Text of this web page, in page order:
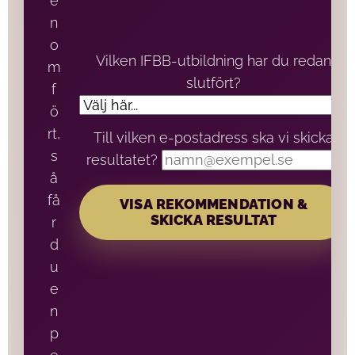
n
o
m
f
ö
rt,
s
å
få
r
d
u
e
n
p
Vilken IFBB-utbildning har du redan
slutfört?
Till vilken e-postadress ska vi skicka
resultatet?
VISA REKOMMENDATION &
SKICKA RESULTAT